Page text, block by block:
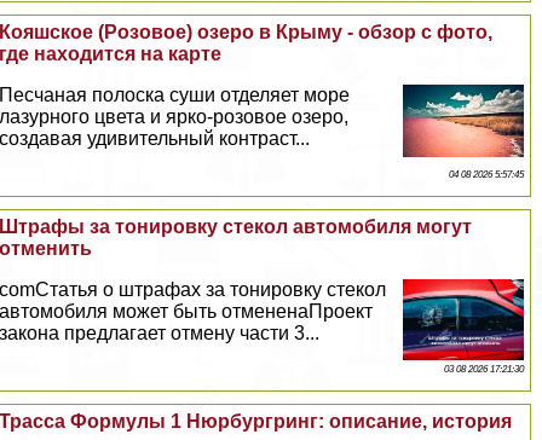
Кояшское (Розовое) озеро в Крыму - обзор с фото,
где находится на карте
Песчаная полоска суши отделяет море
лазурного цвета и ярко-розовое озеро,
создавая удивительный контраст...
04 08 2026 5:57:45
Штрафы за тонировку стекол автомобиля могут
отменить
comСтатья о штрафах за тонировку стекол
автомобиля может быть отмененаПроект
закона предлагает отмену части 3...
03 08 2026 17:21:30
Трасса Формулы 1 Нюрбургринг: описание, история